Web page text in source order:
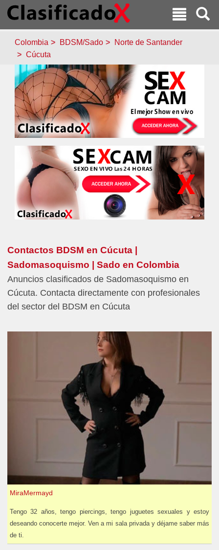
Colombia BDSM/Sado
Norte de Santander
Cúcuta
Contactos BDSM en Cúcuta |
Sadomasoquismo | Sado en Colombia
Anuncios clasificados de Sadomasoquismo en
Cúcuta. Contacta directamente con profesionales
del sector del BDSM en Cúcuta
MiraMermayd
Tengo 32 años, tengo piercings, tengo juguetes sexuales y estoy
deseando conocerte mejor. Ven a mi sala privada y déjame saber más
de ti.